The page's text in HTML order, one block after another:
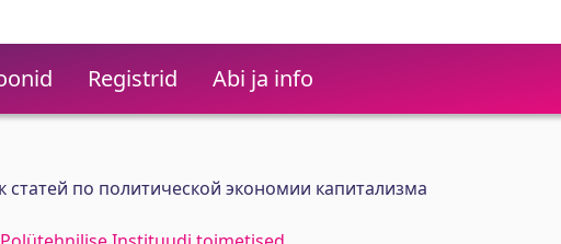
Registrid Abi ja info
статей по политической экономии капитализма